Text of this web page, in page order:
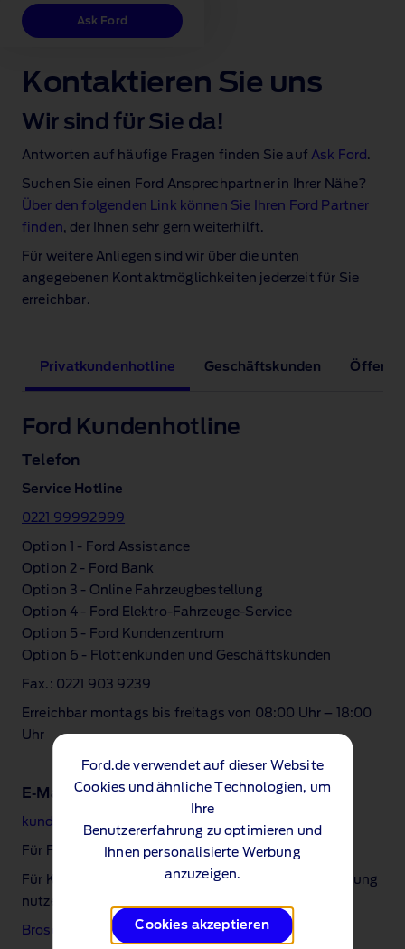
Ford.de verwendet auf dieser Website
Cookies und ähnliche Technologien, um
Ihre
Benutzererfahrung zu optimieren und
Ihnen personalisierte Werbung
anzuzeigen.
Cookies akzeptieren
Ask Ford
Kontaktieren Sie uns
Wir sind für Sie da!
Antworten auf häufige Fragen finden Sie aufAsk Ford .
Suchen Sie einen Ford Ansprechpartner in Ihrer Nähe?
Über den folgenden Link können Sie Ihren Ford Partner
finden, der Ihnen sehr gern weiterhilft.
Für weitere Anliegen sind wir über die unten
angegebenen Kontaktmöglichkeiten jederzeit für Sie
erreichbar.
Privatkundenhotline Geschäftskunden
Ford Kundenhotline
Telefon
Service Hotline
0221 99992999
Option 1 ‑ Ford Assistance​
Option 2 ‑ Ford Bank
Option 3 ‑ Online Fahrzeugbestellung
Option 4 ‑ Ford Elektro‑Fahrzeuge‑Service
Option 5 ‑ Ford Kundenzentrum
Option 6 ‑ Flottenkunden und Geschäftskunden
Fax.: 0221 903 9239​
Erreichbar montags bis freitags von 08:00 Uhr – 18:00
Uhr
E‑Mail
kunden@ford.com
Für Flottenkunden:flotten@ford.com
Für Kontakt zur Ford Bank bzw. Ford Auto‑Versicherung
nutzen Sie bitte die Links weiter oben!
Broschüren & Preislisten